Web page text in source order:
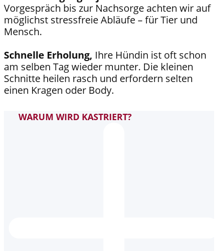
Vorgespräch bis zur Nachsorge achten wir auf
möglichst stressfreie Abläufe – für Tier und
Mensch.
Schnelle Erholung, Ihre Hündin ist oft schon
am selben Tag wieder munter. Die kleinen
Schnitte heilen rasch und erfordern selten
einen Kragen oder Body.
WARUM WIRD KASTRIERT?